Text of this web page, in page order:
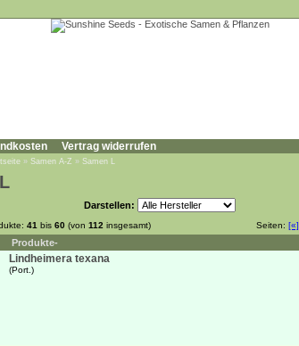
Vertrag widerrufen
» Samen A-Z » Samen L
Darstellen:
41 bis 60 (von 112 insgesamt) Seiten: [«]
Produkte-
Lindheimera texana
(Port.)